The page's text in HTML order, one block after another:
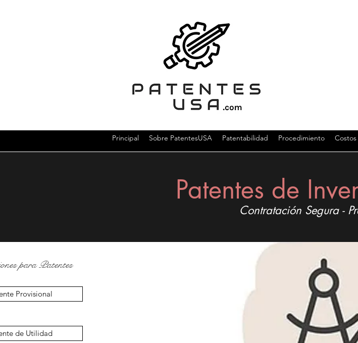
Principal Sobre PatentesUSA Patentabilidad Procedimiento Costos
para Patentes
Provisional
de Utilidad
Patentes de
Contratación Segura -